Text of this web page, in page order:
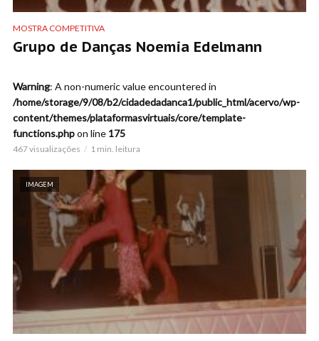
MOSTRA COMPETITIVA
Grupo de Danças Noemia Edelmann
Warning: A non-numeric value encountered in
/home/storage/9/08/b2/cidadedadanca1/public_html/acervo/wp-
content/themes/plataformasvirtuais/core/template-
functions.phpon line 175
467 visualizações 1 min. leitura
IMAGEM